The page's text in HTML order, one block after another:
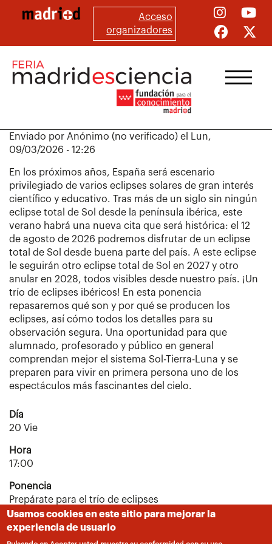
principal
Acceso
organizadores
Enviado por Anónimo (no verificado) el
Lun,
09/03/2026 - 12:26
En los próximos años, España será escenario
privilegiado de varios eclipses solares de gran interés
científico y educativo. Tras más de un siglo sin ningún
eclipse total de Sol desde la península ibérica, este
verano habrá una nueva cita que será histórica: el 12
de agosto de 2026 podremos disfrutar de un eclipse
total de Sol desde buena parte del país. A este eclipse
le seguirán otro eclipse total de Sol en 2027 y otro
anular en 2028, todos visibles desde nuestro país. ¡Un
trío de eclipses ibéricos! En esta ponencia
repasaremos qué son y por qué se producen los
eclipses, así cómo todos los detalles para su
observación segura. Una oportunidad para que
alumnado, profesorado y público en general
comprendan mejor el sistema Sol-Tierra-Luna y se
preparen para vivir en primera persona uno de los
espectáculos más fascinantes del cielo.
Día
20 Vie
Hora
17:00
Ponencia
Prepárate para el trío de eclipses
Institucion
Observatorio Astronómico Nacional (IGN)
Usamos cookies en este sitio para mejorar la
experiencia de usuario